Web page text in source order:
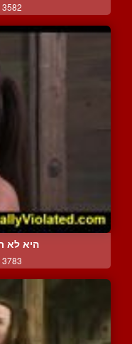
3582 צפיות
היא לא
3783 צפיות